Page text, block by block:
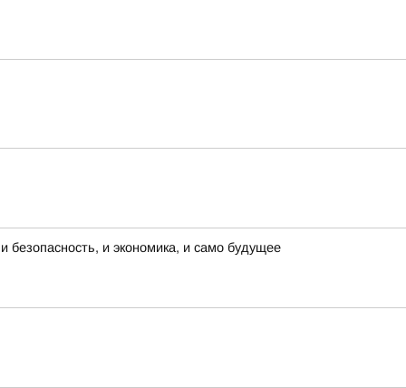
безопасность, и экономика, и само будущее